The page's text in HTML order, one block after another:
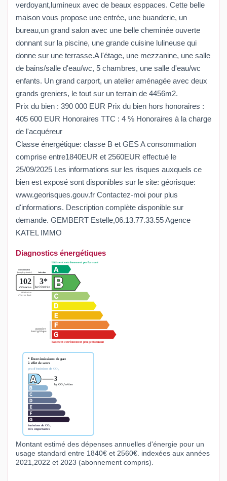
verdoyant,lumineux avec de beaux esppaces. Cette belle
maison vous propose une entrée, une buanderie, un
bureau,un grand salon avec une belle cheminée ouverte
donnant sur la piscine, une grande cuisine lulineuse qui
donne sur une terrasse.A l'étage, une mezzanine, une salle
de bains/salle d'eau/wc, 5 chambres, une salle d'eau/wc
enfants. Un grand carport, un atelier aménagée avec deux
grands greniers, le tout sur un terrain de 4456m2.
Prix du bien : 390 000 EUR Prix du bien hors honoraires :
405 600 EUR Honoraires TTC : 4 % Honoraires à la charge
de l'acquéreur
Classe énergétique: classe B et GES A consommation
comprise entre1840EUR et 2560EUR effectué le
25/09/2025 Les informations sur les risques auxquels ce
bien est exposé sont disponibles sur le site: géorisque:
www.georisques.gouv.fr Contactez-moi pour plus
d'informations. Description complète disponible sur
demande. GEMBERT Estelle,06.13.77.33.55 Agence
KATEL IMMO
Diagnostics énergétiques
Montant estimé des dépenses annuelles d'énergie pour un
usage standard entre 1840€ et 2560€. indexées aux années
2021,2022 et 2023 (abonnement compris).